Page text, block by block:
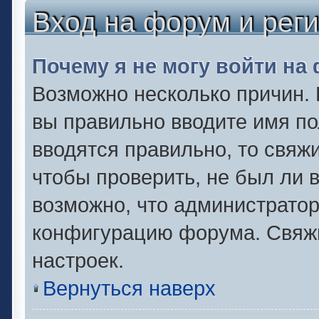
Вход на форум и
Почему я не могу войти
Возможно несколько
вы правильно вводите имя
вводятся правильно, то
чтобы проверить, не был ли
возможно, что
конфигурацию форума.
настроек.
Вернуться наверх